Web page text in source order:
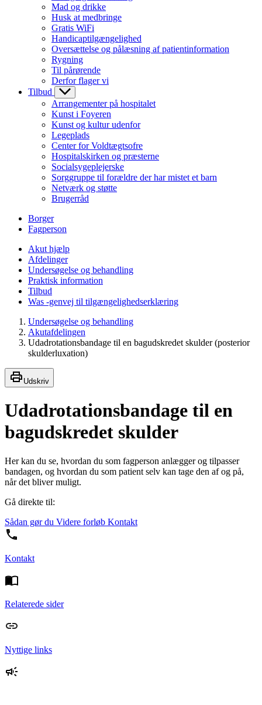
Mad og drikke
Husk at medbringe
Gratis WiFi
Handicaptilgængelighed
Oversættelse og pålæsning af patientinformation
Rygning
Til pårørende
Derfor flager vi
Tilbud
Arrangementer på hospitalet
Kunst i Foyeren
Kunst og kultur udenfor
Legeplads
Center for Voldtægtsofre
Hospitalskirken og præsterne
Socialsygeplejerske
Sorggruppe til forældre der har mistet et barn
Netværk og støtte
Brugerråd
Borger
Fagperson
Akut hjælp
Afdelinger
Undersøgelse og behandling
Praktisk information
Tilbud
Was -genvej til tilgængelighedserklæring
Undersøgelse og behandling
Akutafdelingen
Udadrotationsbandage til en bagudskredet skulder (posterior
skulderluxation)
Udskriv
Udadrotationsbandage til en
bagudskredet skulder
Her kan du se, hvordan du som fagperson anlægger og tilpasser
bandagen, og hvordan du som patient selv kan tage den af og på,
når det bliver muligt.
Gå direkte til:
Sådan gør du Videre forløb Kontakt
Kontakt
Relaterede sider
Nyttige links